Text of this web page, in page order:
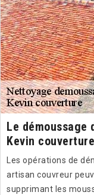
Le
Kevin
Les opérations de
artisan couvreur
supprimant les